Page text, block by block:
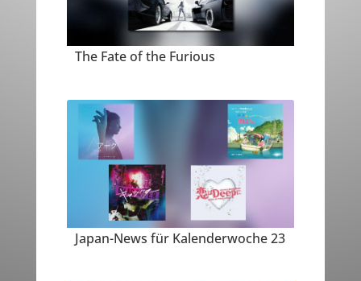
The Fate of the Furious
Japan-News für Kalenderwoche 23